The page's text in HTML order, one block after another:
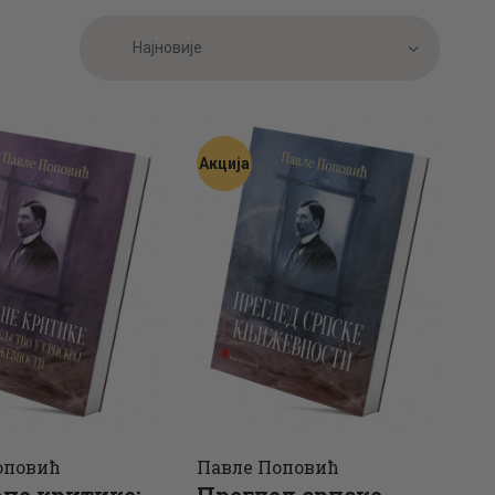
АКТУЕЛНОСТИ
ПИСМО
Акција
Павле Поповић